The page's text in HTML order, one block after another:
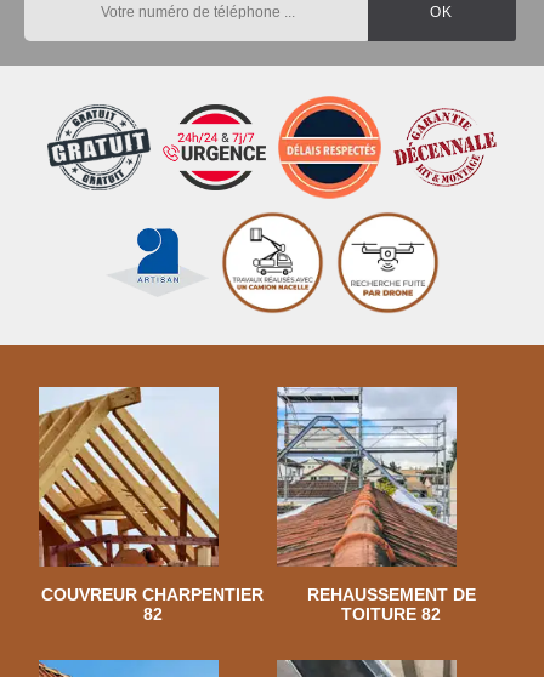
COUVREUR CHARPENTIER
82
REHAUSSEMENT DE
TOITURE 82